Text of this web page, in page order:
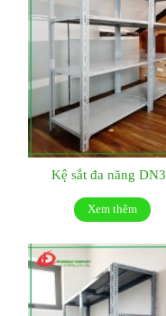
Kệ sắt đa năng
Xem thêm